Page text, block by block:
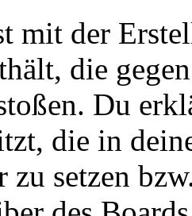
mit der
die
Du
die in
setzen